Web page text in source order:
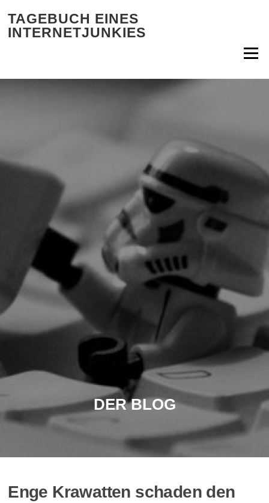
TAGEBUCH EINES
INTERNETJUNKIES
Menü
DER BLOG
Enge Krawatten schaden den